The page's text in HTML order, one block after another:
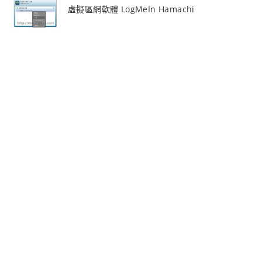
虛擬區網軟體 LogMeIn Hamachi